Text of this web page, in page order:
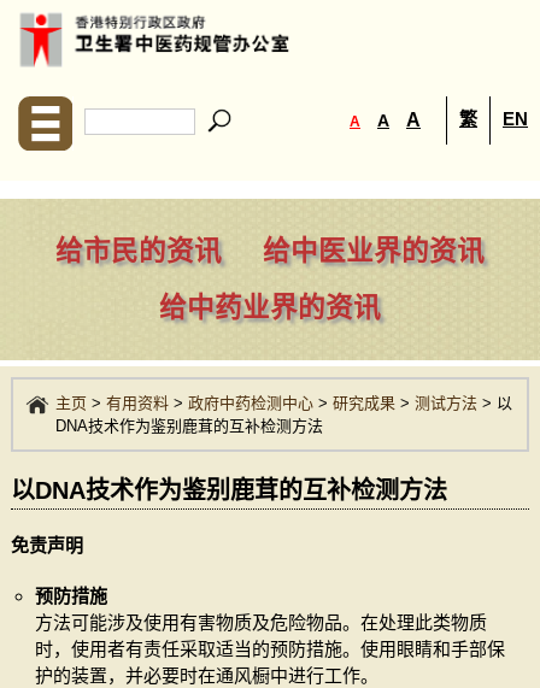
A A A 繁 EN
给市民的资讯
给中医业界的资讯
给中药业界的资讯
主页> 有用资料> 政府中药检测中心> 研究成果> 测试方法> 以
DNA技术作为鉴别鹿茸的互补检测方法
以DNA技术作为鉴别鹿茸的互补检测方法
免责声明
预防措施
方法可能涉及使用有害物质及危险物品。在处理此类物质
时，使用者有责任采取适当的预防措施。使用眼睛和手部保
护的装置，并必要时在通风橱中进行工作。